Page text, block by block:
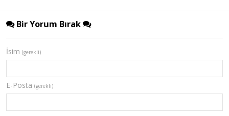
Bir Yorum Bırak
İsim (gerekli)
E-Posta (gerekli)